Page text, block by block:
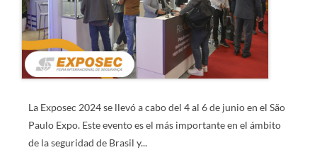
La Exposec 2024 se llevó a cabo del 4 al 6 de junioen el São
Paulo Expo. Este evento es el más importante en el ámbito
de la seguridad de Brasil y...